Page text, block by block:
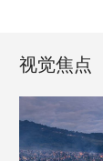
视觉焦点